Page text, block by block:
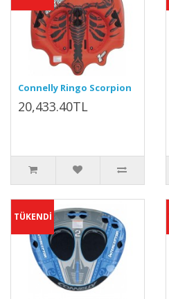
Connelly Ringo Scorpion
20,433.40TL
TÜKENDİ